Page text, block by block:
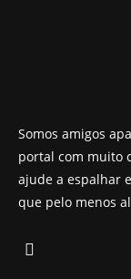
Somos amigos
portal com muito
ajude a espalhar
que pelo menos